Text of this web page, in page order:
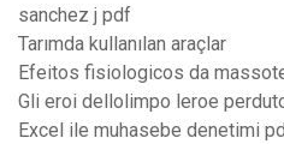
sanchez j pdf
Tarımda kullanılan araçlar
Efeitos fisiologicos da
Gli eroi dellolimpo leroe
Excel ile muhasebe denetimi